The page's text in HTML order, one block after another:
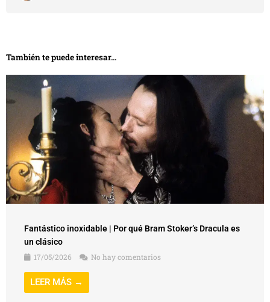
También te puede interesar...
Fantástico inoxidable | Por qué Bram Stoker’s Dracula es
un clásico
17/05/2026
No hay comentarios
LEER MÁS →